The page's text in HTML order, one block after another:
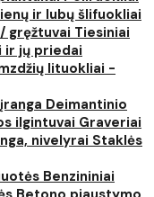
ir lubų šlifuokliai
gręžtuvai Tiesiniai
ir jų priedai
lituokliai -
Deimantinio
ilgintuvai Graveriai
nivelyrai Staklės
Benzininiai